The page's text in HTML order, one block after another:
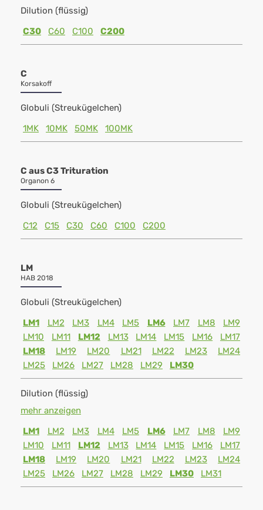
Dilution (flüssig)
C30
C60 C100 C200
C
Korsakoff
Globuli (Streukügelchen)
1MK
10MK 50MK 100MK
C aus C3 Trituration
Organon 6
Globuli (Streukügelchen)
C12
C15 C30 C60 C100 C200
LM
HAB 2018
Globuli (Streukügelchen)
LM1
LM2 LM3 LM4 LM5 LM6 LM7 LM8
LM9
LM10
LM11 LM12 LM13 LM14 LM15 LM16
LM17
LM18
LM19 LM20 LM21 LM22 LM23
LM24
LM25
LM26 LM27 LM28 LM29 LM30
Dilution (flüssig)
mehr anzeigen
LM1
LM2 LM3 LM4 LM5 LM6 LM7 LM8
LM9
LM10
LM11 LM12 LM13 LM14 LM15 LM16
LM17
LM18
LM19 LM20 LM21 LM22 LM23
LM24
LM25
LM26 LM27 LM28 LM29 LM30 LM31